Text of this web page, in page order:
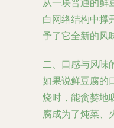
从一块普通的鲜
白网络结构中撑
予了它全新的风
二、口感与风味
如果说鲜豆腐的
烧时，能贪婪地
腐成为了炖菜、